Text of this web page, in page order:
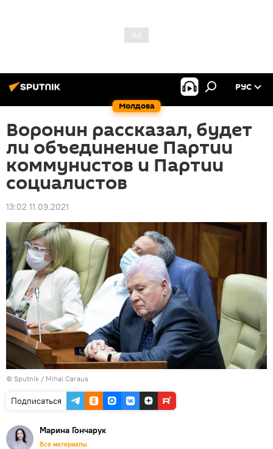
Молдова
РУС
Воронин рассказал, будет
ли объединение Партии
коммунистов и Партии
социалистов
13:02 11.09.2021
© Sputnik / Mihai Caraus
Подписаться
Марина Гончарук
Все материалы